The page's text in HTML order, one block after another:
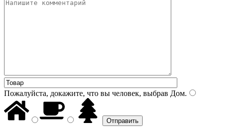
Пожалуйста, докажите, что вы человек, выбрав Дом.